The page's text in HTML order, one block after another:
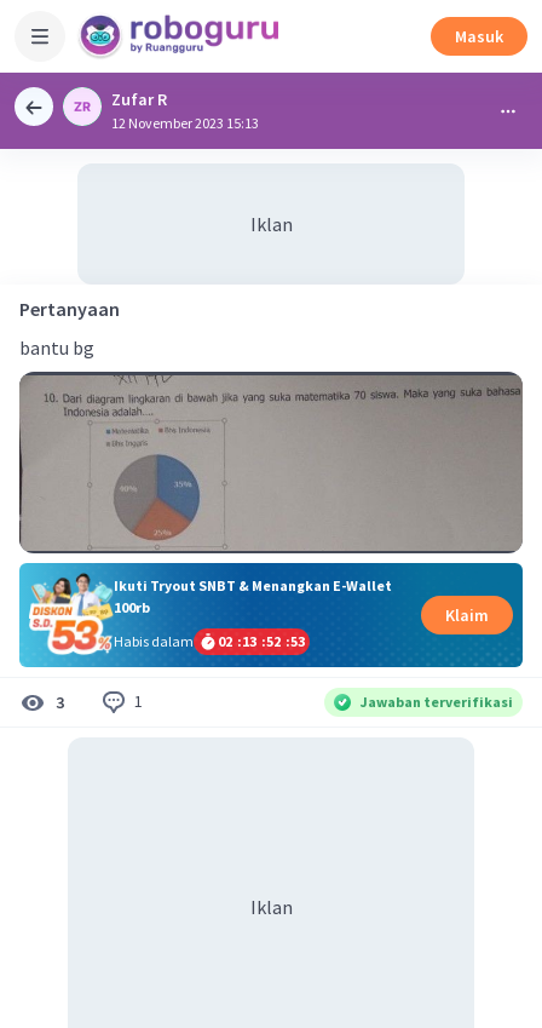
Masuk
Zufar R
12 November 2023 15:13
Iklan
Pertanyaan
bantu bg
Ikuti Tryout SNBT & Menangkan E-Wallet
100rb
Habis dalam
02 :13 :52 :53
Klaim
3 1 Jawaban terverifikasi
Iklan